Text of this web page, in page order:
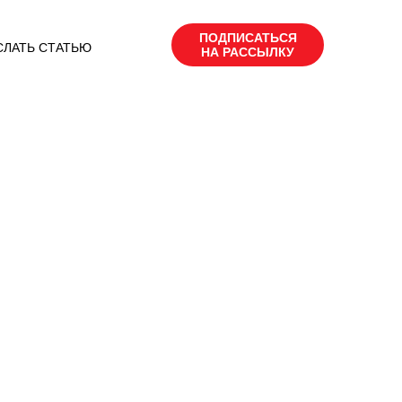
СТАТЬЮ
ПОДПИСАТЬСЯ
НА РАССЫЛКУ